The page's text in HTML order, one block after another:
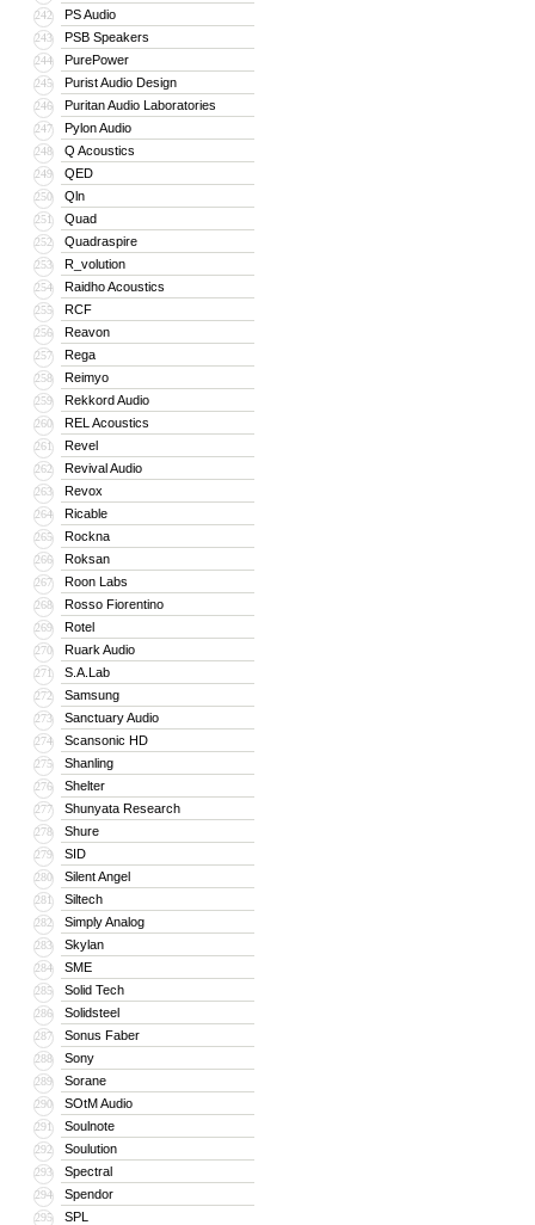
242 PS Audio
243 PSB Speakers
244 PurePower
245 Purist Audio Design
246 Puritan Audio Laboratories
247 Pylon Audio
248 Q Acoustics
249 QED
250 Qln
251 Quad
252 Quadraspire
253 R_volution
254 Raidho Acoustics
255 RCF
256 Reavon
257 Rega
258 Reimyo
259 Rekkord Audio
260 REL Acoustics
261 Revel
262 Revival Audio
263 Revox
264 Ricable
265 Rockna
266 Roksan
267 Roon Labs
268 Rosso Fiorentino
269 Rotel
270 Ruark Audio
271 S.A.Lab
272 Samsung
273 Sanctuary Audio
274 Scansonic HD
275 Shanling
276 Shelter
277 Shunyata Research
278 Shure
279 SID
280 Silent Angel
281 Siltech
282 Simply Analog
283 Skylan
284 SME
285 Solid Tech
286 Solidsteel
287 Sonus Faber
288 Sony
289 Sorane
290 SOtM Audio
291 Soulnote
292 Soulution
293 Spectral
294 Spendor
295 SPL